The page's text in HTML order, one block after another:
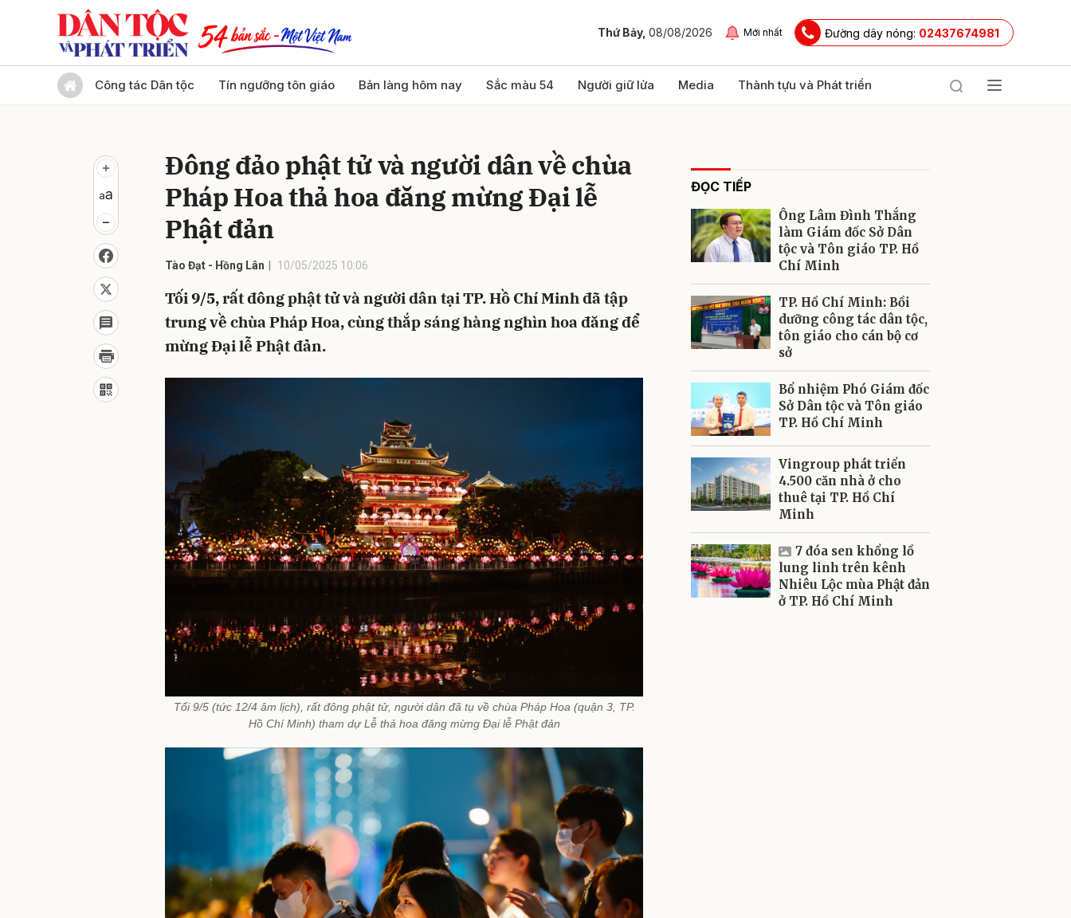
Thứ Bảy, 08/08/2026 Mới nhất Đường dây nóng: 02437674981
Công tác Dân tộc Tín ngưỡng tôn giáo Bản làng hôm nay Sắc màu 54 Người giữ lửa Media Thành tựu và Phát triển
Đông đảo phật tử và người dân về chùa
Pháp Hoa thả hoa đăng mừng Đại lễ
Phật đản
Tào Đạt - Hồng Lân 10/05/2025 10:06
Tối 9/5, rất đông phật tử và người dân tại TP. Hồ Chí Minh đã tập
trung về chùa Pháp Hoa, cùng thắp sáng hàng nghìn hoa đăng để
mừng Đại lễ Phật đản.
Tối 9/5 (tức 12/4 âm lịch), rất đông phật tử, người dân đã tụ về chùa Pháp Hoa (quận 3, TP.
Hồ Chí Minh) tham dự Lễ thả hoa đăng mừng Đại lễ Phật đản
ĐỌC TIẾP
Ông Lâm Đình Thắng
làm Giám đốc Sở Dân
tộc và Tôn giáo TP. Hồ
Chí Minh
TP. Hồ Chí Minh: Bồi
dưỡng công tác dân tộc,
tôn giáo cho cán bộ cơ
sở
Bổ nhiệm Phó Giám đốc
Sở Dân tộc và Tôn giáo
TP. Hồ Chí Minh
Vingroup phát triển
4.500 căn nhà ở cho
thuê tại TP. Hồ Chí
Minh
7 đóa sen khổng lồ
lung linh trên kênh
Nhiêu Lộc mùa Phật đản
ở TP. Hồ Chí Minh
Gửi bình luận
Gửi